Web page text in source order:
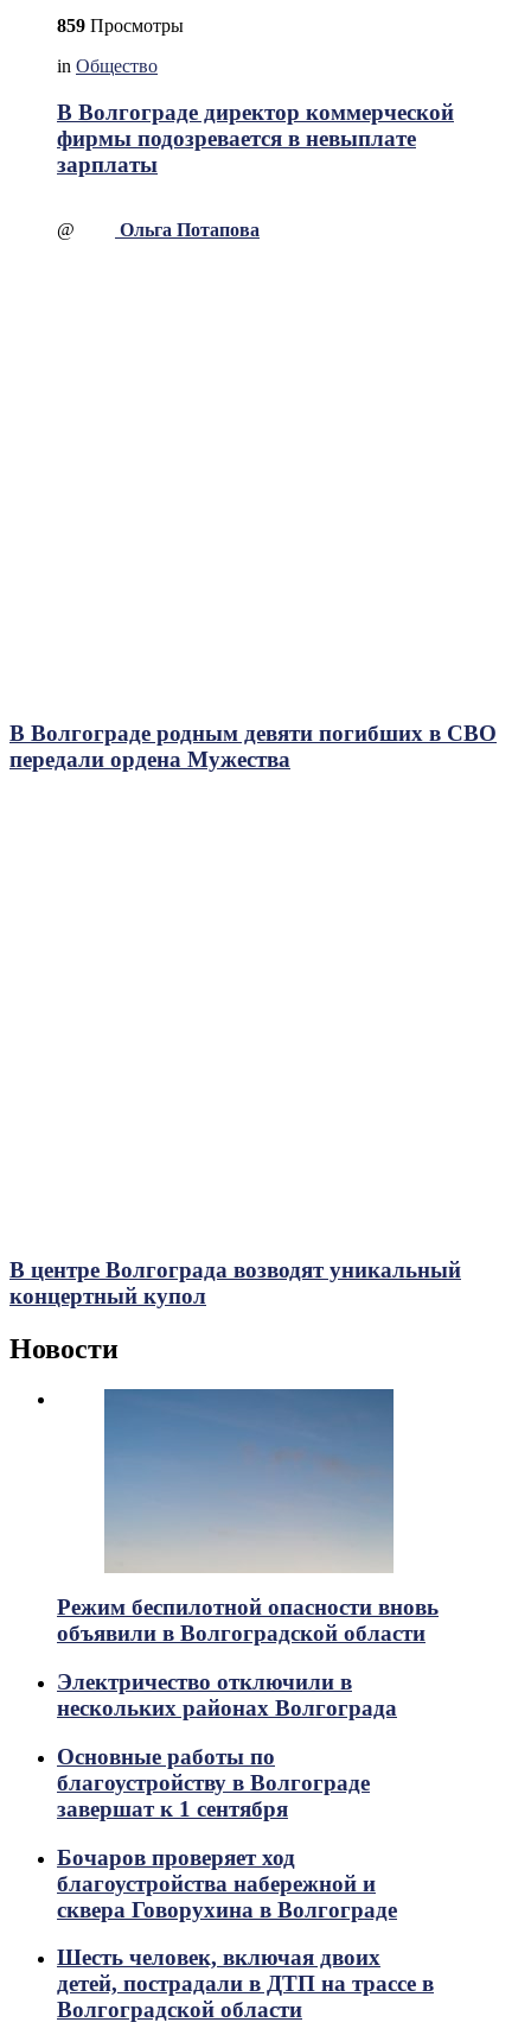
859 Просмотры
in Общество
В Волгограде директор коммерческой
фирмы подозревается в невыплате
зарплаты
@ Ольга Потапова
В Волгограде родным девяти погибших в СВО
передали ордена Мужества
В центре Волгограда возводят уникальный
концертный купол
Новости
Режим беспилотной опасности вновь
объявили в Волгоградской области
Электричество отключили в
нескольких районах Волгограда
Основные работы по
благоустройству в Волгограде
завершат к 1 сентября
Бочаров проверяет ход
благоустройства набережной и
сквера Говорухина в Волгограде
Шесть человек, включая двоих
детей, пострадали в ДТП на трассе в
Волгоградской области